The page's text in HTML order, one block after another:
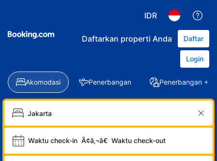
IDR
Daftarkan properti Anda Daftar
Login
Akomodasi Penerbangan Penerbangan +
Waktu check-in Ã¢â‚¬â€ Waktu check-out